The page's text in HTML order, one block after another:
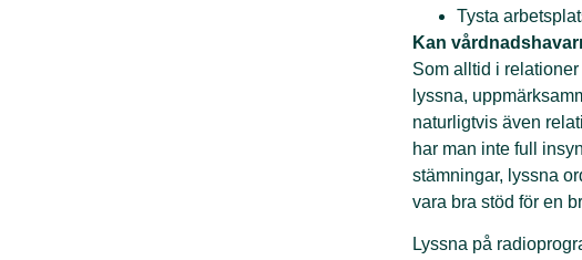
Tysta
Kan
Som alltid i
lyssna,
naturligtvis även
har man inte full
stämningar, lyssna
vara bra stöd för en
Lyssna på